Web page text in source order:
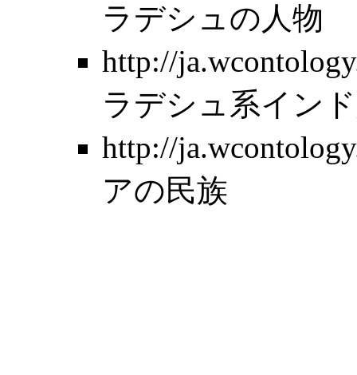
ラデシュの人物
http://
ラデシュ系イン
http://
アの民族